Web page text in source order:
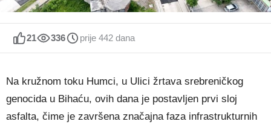
21 336 prije 442 dana
Na kružnom toku Humci, u Ulici žrtava srebreničkog
genocida u Bihaću, ovih dana je postavljen prvi sloj
asfalta, čime je završena značajna faza infrastrukturnih